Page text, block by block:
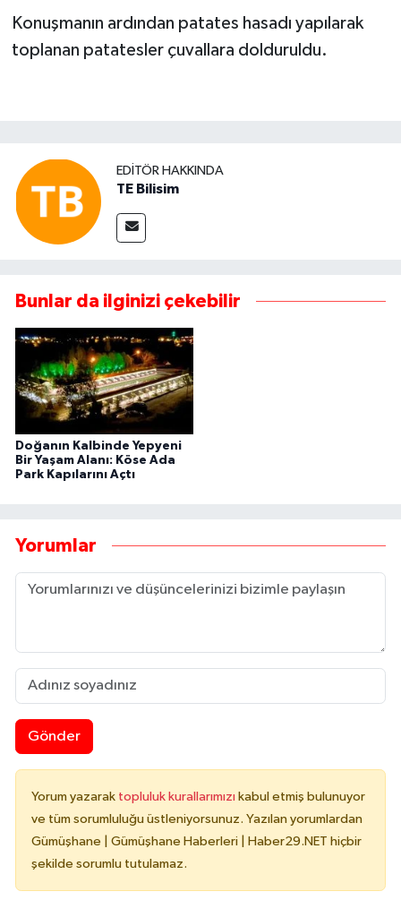
Konuşmanın ardından patates hasadı yapılarak
toplanan patatesler çuvallara dolduruldu.
EDITÖR HAKKINDA
TE Bilisim
Bunlar da ilginizi çekebilir
Doğanın Kalbinde Yepyeni
Bir Yaşam Alanı: Köse Ada
Park Kapılarını Açtı
Yorumlar
Gönder
Yorum yazarak topluluk kurallarımızı kabul etmiş bulunuyor
ve tüm sorumluluğu üstleniyorsunuz. Yazılan yorumlardan
Gümüşhane | Gümüşhane Haberleri | Haber29.NET hiçbir
şekilde sorumlu tutulamaz.